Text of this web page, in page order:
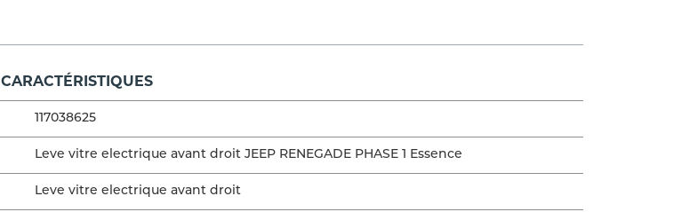
CARACTÉRISTIQUES
117038625
Leve vitre electrique avant droit JEEP RENEGADE PHASE 1 Essence
Leve vitre electrique avant droit